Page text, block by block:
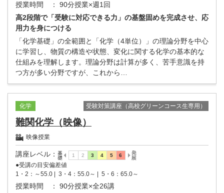
授業時間
： 90分授業×週1回
高2段階で「受験に対応できる力」の基盤固めを完成させ、応
用力を身につける
「化学基礎」の全範囲と「化学（4単位）」の理論分野を中心
に学習し、物質の構造や状態、変化に関する化学の基本的な
仕組みを理解します。理論分野は計算が多く、苦手意識を持
つ方が多い分野ですが、これから…
化学 受験対策講座（高校グリーンコース生専用）
難関化学（映像）
映像授業
講座レベル ：
●受講の目安偏差値
1・2：～55.0 |
3・4：55.0～ | 5・6：65.0～
授業時間
： 90分授業×全26講